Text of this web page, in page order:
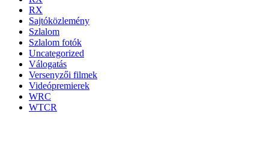
RX
Sajtóközlemény
Szlalom
Szlalom fotók
Uncategorized
Válogatás
Versenyzői filmek
Videópremierek
WRC
WTCR